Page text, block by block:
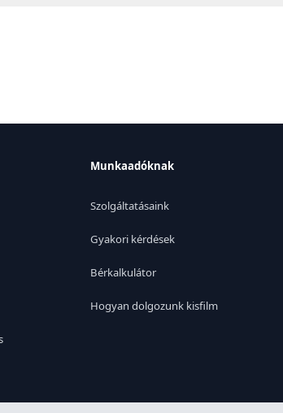
Munkaadóknak
Szolgáltatásaink
Gyakori kérdések
Bérkalkulátor
Hogyan dolgozunk kisfilm